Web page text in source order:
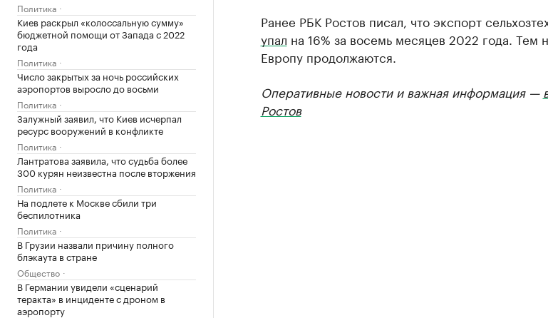
Политика
Киев раскрыл «колоссальную сумму»
бюджетной помощи от Запада с 2022
года
Политика
Число закрытых за ночь российских
аэропортов выросло до восьми
Политика
Залужный заявил, что Киев исчерпал
ресурс вооружений в конфликте
Политика
Лантратова заявила, что судьба более
300 курян неизвестна после вторжения
Политика
На подлете к Москве сбили три
беспилотника
Политика
В Грузии назвали причину полного
блэкаута в стране
Общество
В Германии увидели «сценарий
теракта» в инциденте с дроном в
аэропорту
Ранее РБК Ростов писал, что экспорт
упал на 16% за восемь месяцев 2022 года. Тем
Европу продолжаются.
Оперативные новости и важная информация —
Ростов